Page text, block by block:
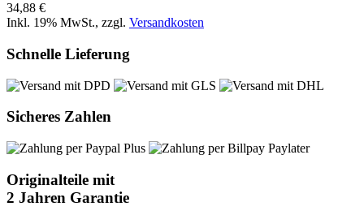
34,88 €
Inkl. 19% MwSt., zzgl. Versandkosten
Schnelle Lieferung
Sicheres Zahlen
Originalteile mit
2 Jahren Garantie